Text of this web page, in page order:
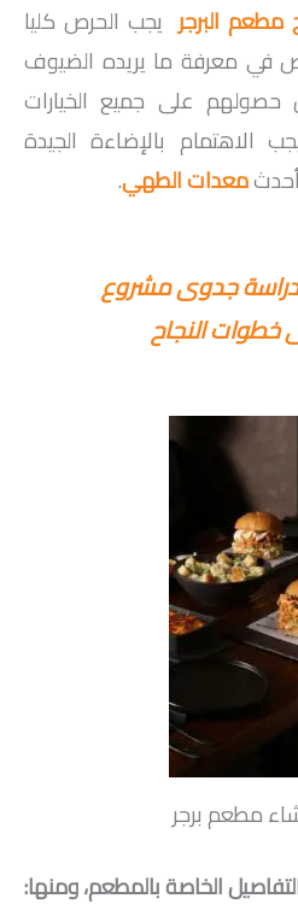
البرجر يجب الحرص كليا
معرفة ما يريده الضيوف
على جميع الخيارات
الاهتمام بالإضاءة الجيدة
معدات الطهي.
دراسة جدوى مشروع
النجاح
مطعم برجر
الخاصة بالمطعم، ومنها: